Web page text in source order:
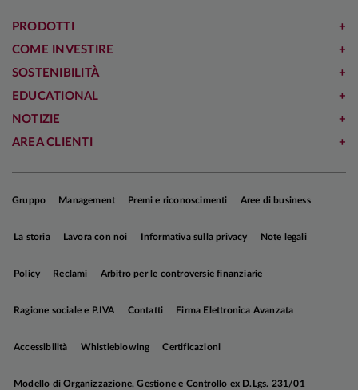
scenari favorevoli (
preferiamo mantenere un
sull'azionario
governativi europei
PRODOTTI
COME INVESTIRE
SOSTENIBILITÀ
EDUCATIONAL
NOTIZIE
AREA CLIENTI
Gruppo Management Premi e riconoscimenti Aree di business
La storia Lavora con noi Informativa sulla privacy Note legali
Policy Reclami Arbitro per le controversie finanziarie
Ragione sociale e P.IVA Contatti Firma Elettronica Avanzata
Accessibilità Whistleblowing Certificazioni
Modello di Organizzazione, Gestione e Controllo ex D.Lgs. 231/01